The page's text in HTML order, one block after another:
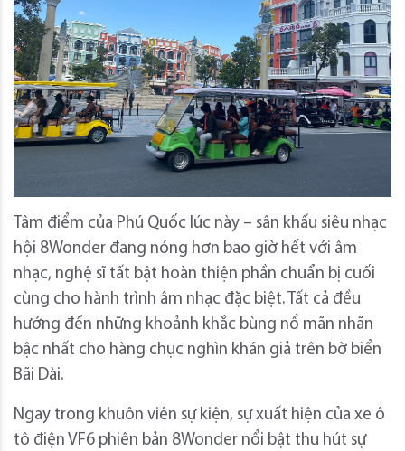
Tâm điểm của Phú Quốc lúc này – sân khấu siêu nhạc
hội 8Wonder đang nóng hơn bao giờ hết với âm
nhạc, nghệ sĩ tất bật hoàn thiện phần chuẩn bị cuối
cùng cho hành trình âm nhạc đặc biệt. Tất cả đều
hướng đến những khoảnh khắc bùng nổ mãn nhãn
bậc nhất cho hàng chục nghìn khán giả trên bờ biển
Bãi Dài.
Ngay trong khuôn viên sự kiện, sự xuất hiện của xe ô
tô điện VF6 phiên bản 8Wonder nổi bật thu hút sự